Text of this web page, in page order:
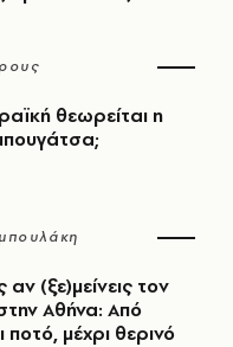
θεωρείται η
αν (ξε)μείνεις τον
Αθήνα: Από
μέχρι θερινό